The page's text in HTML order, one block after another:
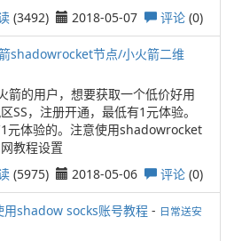
(3492) 2018-05-07 评论 (0)
shadowrocket节点/小火箭二维
的用户，想要获取一个低价好用
SS，注册开通，最低有1元体验。
元体验的。注意使用shadowrocket
教程设置
(5975) 2018-05-06 评论 (0)
shadow socks账号教程 - 日常送安